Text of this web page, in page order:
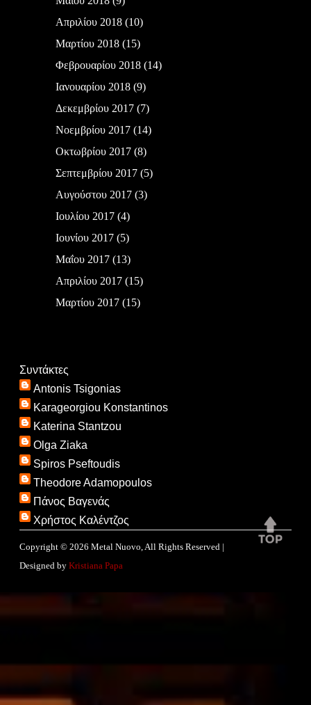
Απριλίου 2018(10)
Μαρτίου 2018(15)
Φεβρουαρίου 2018(14)
Ιανουαρίου 2018(9)
Δεκεμβρίου 2017(7)
Νοεμβρίου 2017(14)
Οκτωβρίου 2017(8)
Σεπτεμβρίου 2017(5)
Αυγούστου 2017(3)
Ιουλίου 2017(4)
Ιουνίου 2017(5)
Μαΐου 2017(13)
Απριλίου 2017(15)
Μαρτίου 2017(15)
Συντάκτες
Antonis Tsigonias
Karageorgiou Konstantinos
Katerina Stantzou
Olga Ziaka
Spiros Pseftoudis
Theodore Adamopoulos
Πάνος Βαγενάς
Χρήστος Καλέντζος
Copyright © 2026 Metal Nuovo, All Rights Reserved |
Designed by Kristiana Papa